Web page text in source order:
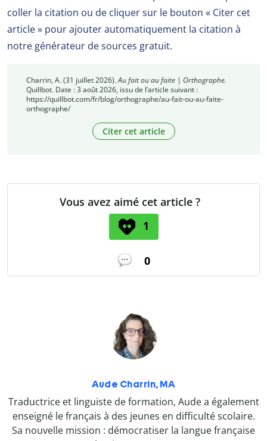
coller la citation ou de cliquer sur le bouton « Citer cet
article » pour ajouter automatiquement la citation à
notre générateur de sources gratuit.
Charrin, A. (31 juillet 2026).Au fait ou au faite | Orthographe.
Quillbot. Date : 3 août 2026, issu de l’article suivant :
https://quillbot.com/fr/blog/orthographe/au-fait-ou-au-faite-
orthographe/
Citer cet article
Vous avez aimé cet article ?
1
0
Aude Charrin, MA
Traductrice et linguiste de formation, Aude a également
enseigné le français à des jeunes en difficulté scolaire.
Sa nouvelle mission : démocratiser la langue française